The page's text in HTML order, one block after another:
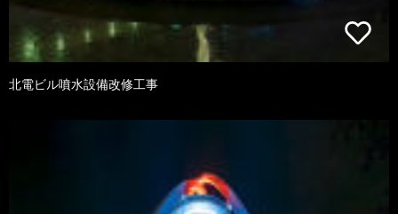
北電ビル噴水設備改修工事